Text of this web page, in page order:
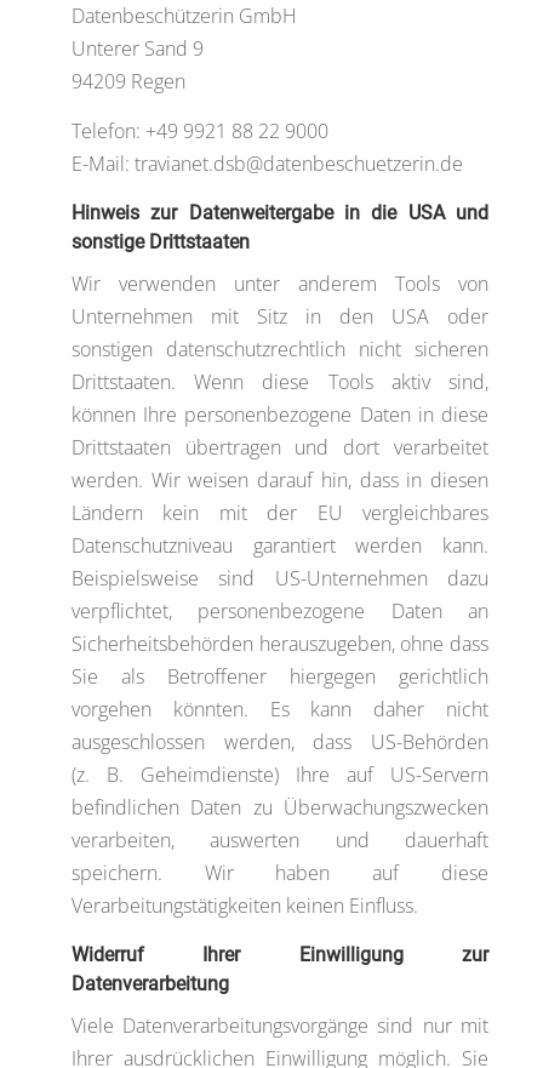
Datenbeschützerin GmbH
Unterer Sand 9
94209 Regen
Telefon: +49 9921 88 22 9000
E-Mail: travianet.dsb@datenbeschuetzerin.de
Hinweis zur Datenweitergabe in die USA und
sonstige Drittstaaten
Wir verwenden unter anderem Tools von
Unternehmen mit Sitz in den USA oder
sonstigen datenschutzrechtlich nicht sicheren
Drittstaaten. Wenn diese Tools aktiv sind,
können Ihre personenbezogene Daten in diese
Drittstaaten übertragen und dort verarbeitet
werden. Wir weisen darauf hin, dass in diesen
Ländern kein mit der EU vergleichbares
Datenschutzniveau garantiert werden kann.
Beispielsweise sind US-Unternehmen dazu
verpflichtet, personenbezogene Daten an
Sicherheitsbehörden herauszugeben, ohne dass
Sie als Betroffener hiergegen gerichtlich
vorgehen könnten. Es kann daher nicht
ausgeschlossen werden, dass US-Behörden
(z. B. Geheimdienste) Ihre auf US-Servern
befindlichen Daten zu Überwachungszwecken
verarbeiten, auswerten und dauerhaft
speichern. Wir haben auf diese
Verarbeitungstätigkeiten keinen Einfluss.
Widerruf Ihrer Einwilligung zur
Datenverarbeitung
Viele Datenverarbeitungsvorgänge sind nur mit
Ihrer ausdrücklichen Einwilligung möglich. Sie